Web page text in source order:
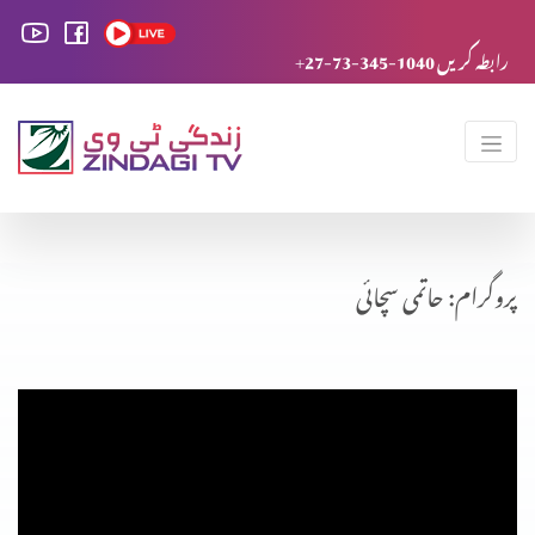
+27-73-345-1040 رابطہ کریں
پروگرام: حاتمی سچائی